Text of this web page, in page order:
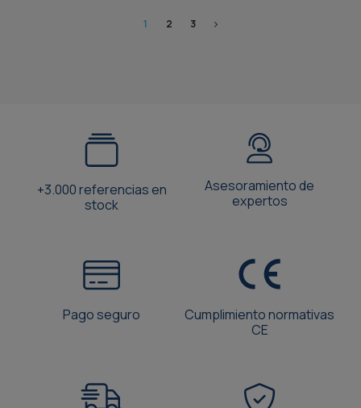
1 2 3
+3.000 referencias en
stock
Asesoramiento de
expertos
Pago seguro
Cumplimiento normativas
CE